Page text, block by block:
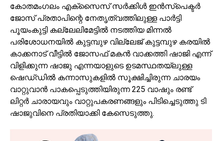
കോതമംഗലം എക്‌സൈസ് സർക്കിൾ ഇൻസ്‌പെക്ടർ
ജോസ് പ്രതാപിന്റെ നേതൃത്വത്തിലുള്ള പാർട്ടി
പൂയംകുട്ടി കല്ലേലിമേട്ടിൽ നടത്തിയ മിന്നൽ
പരിശോധനയിൽ കുട്ടമ്പുഴ വില്ലേജ് കുട്ടമ്പുഴ കരയിൽ
കാക്കനാട് വീട്ടിൽ ജോസഫ് മകൻ വാക്കത്തി ഷാജി എന്ന്
വിളിക്കുന്ന ഷാജു എന്നയാളുടെ ഉടമസ്ഥതയ്ലുള്ള
ഷെഡ്‌ഡിൽ കന്നാസുകളിൽ സൂക്ഷിച്ചിരുന്ന ചാരയം
വാറ്റുവാൻ പാകപ്പെടുത്തിയിരുന്ന 225 വാഷും രണ്ട്
ലിറ്റർ ചാരായവും വാറ്റുപകരണങ്ങളും പിടിച്ചെടുത്തു ടി
ഷാജുവിനെ പ്രതിയാക്കി കേസെടുത്തു.